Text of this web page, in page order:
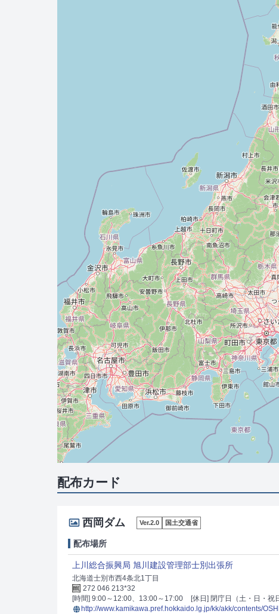
配布カード
西岡ダム Ver.2.0 国土交通省
配布場所
上川総合振興局 旭川建設管理部士別出張所
北海道士別市西4条北1丁目
272 046 213*32
[時間] 9:00～12:00、13:00～17:00
[休日] 閉庁日（土・日・祝
http://www.kamikawa.pref.hokkaido.lg.jp/kk/akk/contents/